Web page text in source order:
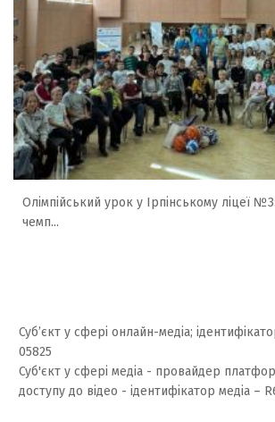
Олімпійський урок у Ірпінському ліцеї
чемп...
Суб’єкт у сфері онлайн-медіа;
05825
Суб'єкт у сфері медіа - провайдер
доступу до відео - ідентифікатор медіа –